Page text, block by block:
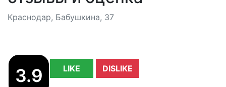
Краснодар, Бабушкина, 37
3.9 LIKE DISLIKE